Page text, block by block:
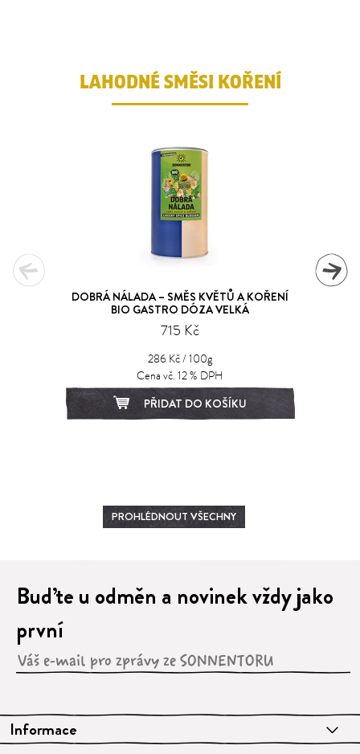
LAHODNÉ SMĚSI KOŘENÍ
DOBRÁ NÁLADA – SMĚS KVĚTŮ A KOŘENÍ
BIO GASTRO DÓZA VELKÁ
715 Kč
286 Kč / 100g
Cena vč. 12 % DPH
PŘIDAT DO KOŠÍKU
PROHLÉDNOUT VŠECHNY
Informace
Buďte u odměn a novinek vždy jako
první